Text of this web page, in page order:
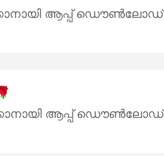
ആപ്പ് ഡൌൺലോഡ്
ആപ്പ് ഡൌൺലോഡ്